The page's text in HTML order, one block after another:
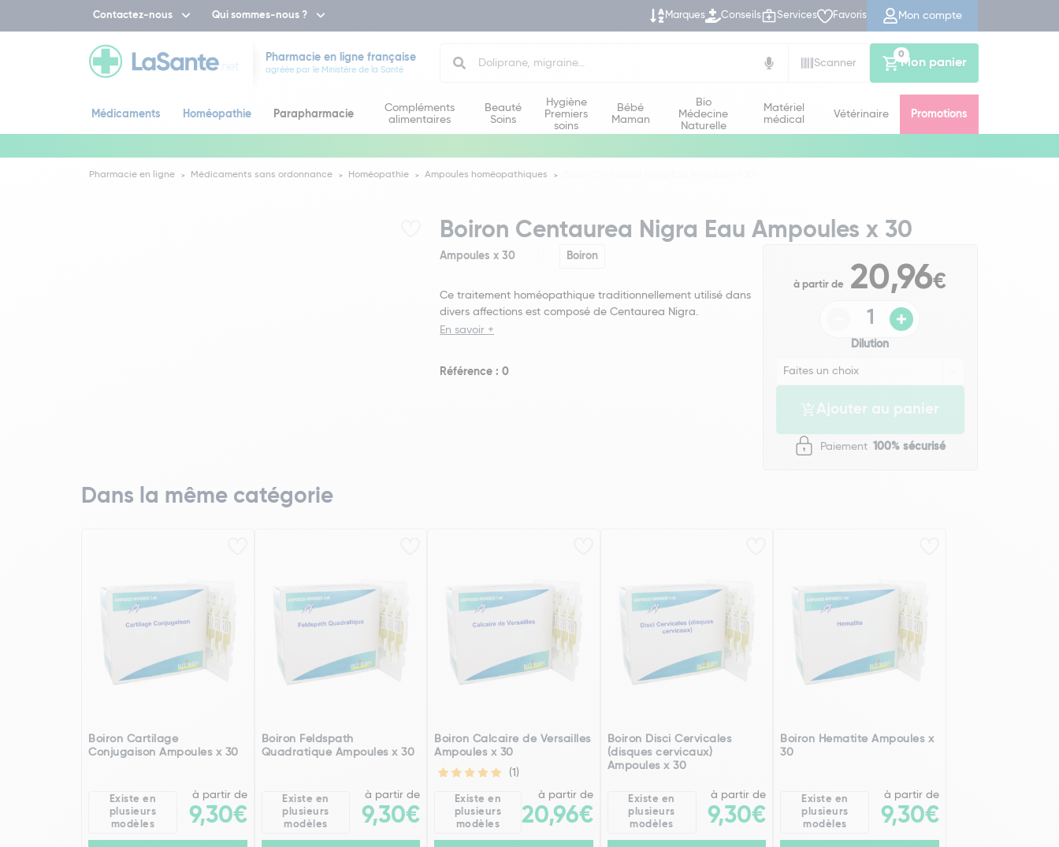
Contactez-nous Qui sommes-nous ? Marques Conseils Services Favoris Mon compte
Pharmacie en ligne française
agréée par le Ministère de la Santé
Scanner
Mon panier
0
Médicaments Homéopathie Parapharmacie
Compléments
alimentaires
Beauté
Soins
Hygiène
Premiers
soins
Bébé
Maman
Bio
Médecine
Naturelle
Matériel
médical
Vétérinaire Promotions
Pharmacie en ligne Médicaments sans ordonnance Homéopathie Ampoules homéopathiques
Boiron Centaurea Nigra Eau Ampoules x 30
Ampoules x 30 Boiron
Ce traitement homéopathique traditionnellement utilisé dans
divers affections est composé de Centaurea Nigra.
En savoir +
Référence : 0
à partir de 20,96€
Dilution
Ajouter au panier
Paiement 100% sécurisé
Dans la même catégorie
Boiron Cartilage
Conjugaison Ampoules x 30
Existe en
plusieurs
modèles
à partir de
9,30€
Boiron Feldspath
Quadratique Ampoules x 30
Existe en
plusieurs
modèles
à partir de
9,30€
Boiron Calcaire de Versailles
Ampoules x 30
(1)
Existe en
plusieurs
modèles
à partir de
20,96€
Boiron Disci Cervicales
(disques cervicaux)
Ampoules x 30
Existe en
plusieurs
modèles
à partir de
9,30€
Boiron Hematite Ampoules x
30
Existe en
plusieurs
modèles
à partir de
9,30€